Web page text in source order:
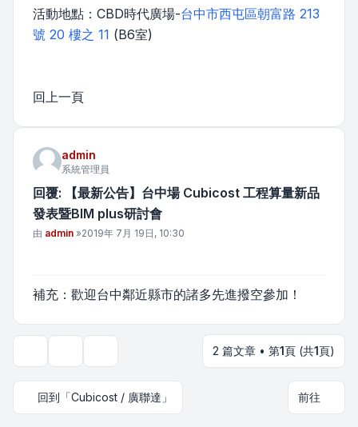
活動地點：CBD時代廣場-台中市西屯區朝富路 213
號 20 樓之 11 (B6室)
回上一頁
admin
系統管理員
回覆: 【最新公告】台中場 Cubicost 工程算量新品
發表暨BIM plus研討會
文章
由 admin »2019年 7月 19日, 10:30
補充：歡迎台中鄰近縣市的諸多先進撥空參加！
2 篇文章 • 第1頁 (共1頁)
回到「Cubicost / 廣聯達」 前往